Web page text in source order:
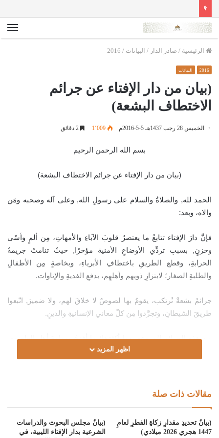
الرئيسية / صادر الدار / البيانات /
2016
2016 البيانات
(بيان من دار الإفتاء عن جرائم
الاختطاف البشعة)
الخميس 28 رجب 1437هـ 5-5-2016م 1٬009
بسم الله الرحمن الرحيم
(بيان من دار الإفتاء عن جرائم الاختطاف البشعة)
الحمد لله, والصلاةُ والسلام على رسولِ الله, وعلى آله وصحبه ومَن
والاه، وبعد:
فإنَّ دارَ الإفتاء تتابعُ ما يعتصرُ قلوبَ الآباءِ والأمهاتِ، مِن ألمٍ وأسًى
وحزنٍ, بسببِ تردِّي الأوضاعِ الأمنية مؤخرًا, حيثُ تنامتْ جريمةُ
الحرابةِ، وقطع الطريقِ باختطافِ الأبرياءِ، وبخاصةٍ مِن الأطفالِ
والطلبةِ الصغار؛ لابتزازِ ذويهم وأهلهِم، بدفعِ الفديةِ والإتاوات.
جرائمُ بشعةٌ تُرتكب، يقومُ بها لصوصٌ لا خلاقَ لهم، ولا ضميرَ, اتّبعوا
طريقَ الشيطانِ، وتجرَّدوا مِن كلّ معاني الإنسانيةِ والدينِ.
مِن هذه الجرائمِ المروعة، وما أكثرَها؛ ما أفزعَ مسامعَ أهلِ العاصمةِ،
مِن اختطافِ عصابةٍ مجرمةٍ يومَ أمس لطفلةٍ صغيرةٍ، أدّى اختطافُها
مسجدِ الحسن والحسينِ بمنطقة الجبس، وطلبتِ العصابةُ مِن ذويهم
اظهر المزيد
مقالات ذات صلة
(بيانُ تحديدِ مقدارِ زكاةِ الفطرِ لعامِ
1447 هجري 2026 ميلادي)
(بيانُ مجلس البحوث والدراسات
الشرعية بدار الإفتاء الليبية، في